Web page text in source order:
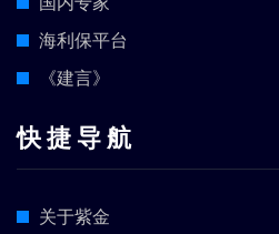
海利保平台
《建言》
快 捷 导 航
关于紫金